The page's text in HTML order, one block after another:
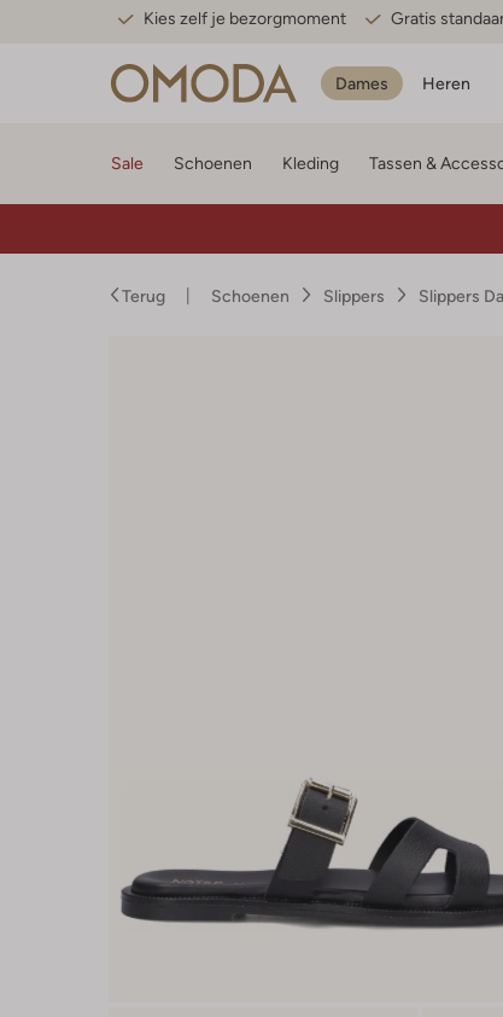
Kies zelf je bezorgmoment Gratis
Dames Heren
Sale Schoenen Kleding Tassen &
Terug Schoenen Slippers Slippers